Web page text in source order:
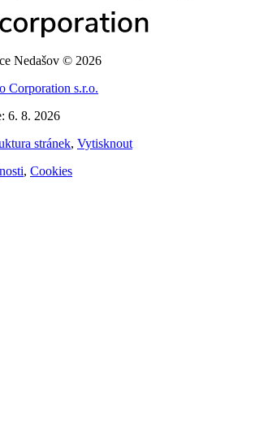
Nedašov © 2026
Corporation s.r.o.
6. 8. 2026
stránek, Vytisknout
, Cookies